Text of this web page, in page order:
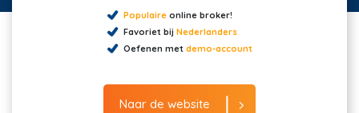
Populaireonline broker!
Favoriet bij Nederlanders
Oefenen met demo-account
Naar de website